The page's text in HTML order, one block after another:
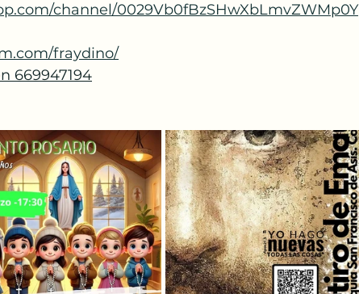
channel/0029Vb0fBzSHwXbLmvZWMp0Y
fraydino/
669947194